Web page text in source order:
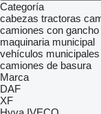
Categoría
cabezas tractoras
camiones con gancho
maquinaria municipal
vehículos municipales
camiones de basura
Marca
DAF
XF